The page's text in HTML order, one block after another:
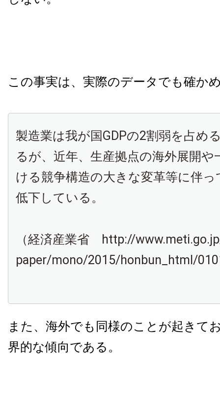
この事実は、実際のデータでも確か
製造業は我が国GDPの2割弱を占め
るが、近年、生産拠点の海外展開や
ける競争構造の大きな変革等に伴っ
低下している。
（経済産業省 http://
paper/mono/2015/honbun_html/
また、海外でも同様のことが起きて
界的な傾向である。